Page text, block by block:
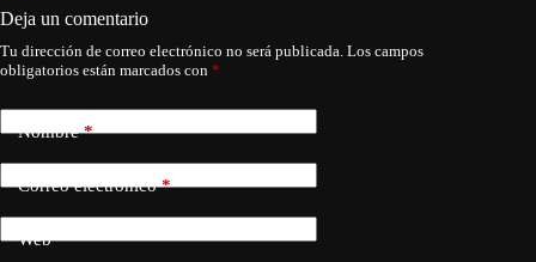
Deja un comentario
Tu dirección de correo electrónico no será publicada. Los campos
obligatorios están marcados con *
Nombre*
Correo electrónico*
Web